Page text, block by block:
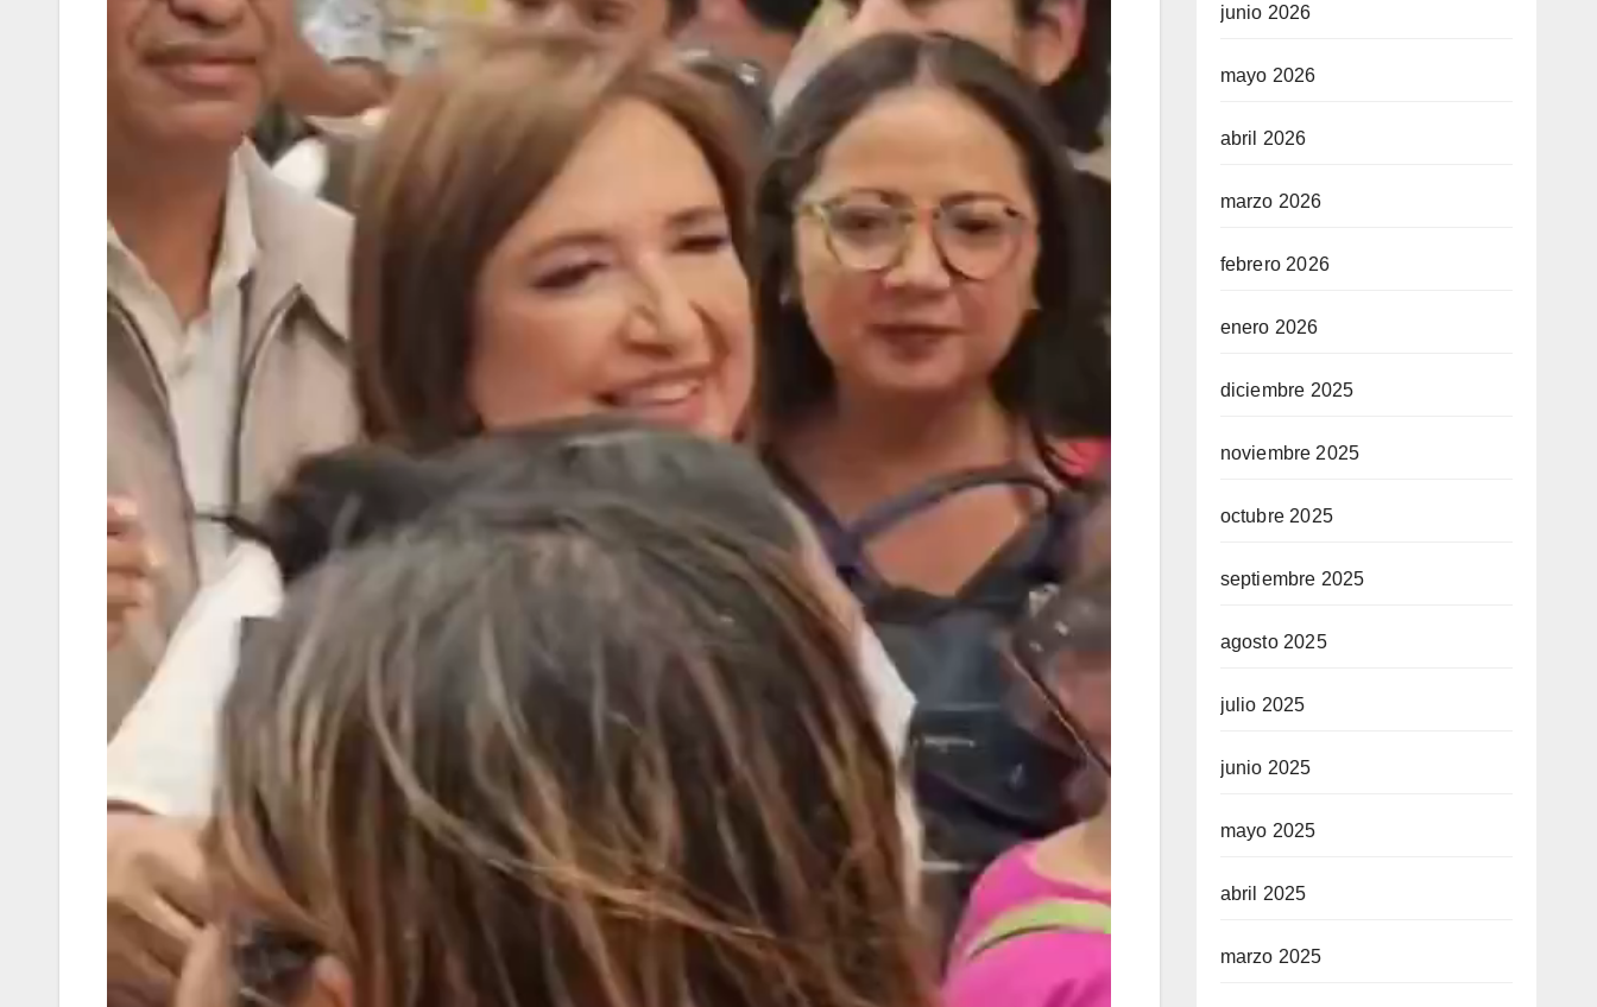
junio 2026
mayo 2026
abril 2026
marzo 2026
febrero 2026
enero 2026
diciembre 2025
noviembre 2025
octubre 2025
septiembre 2025
agosto 2025
julio 2025
junio 2025
mayo 2025
abril 2025
marzo 2025